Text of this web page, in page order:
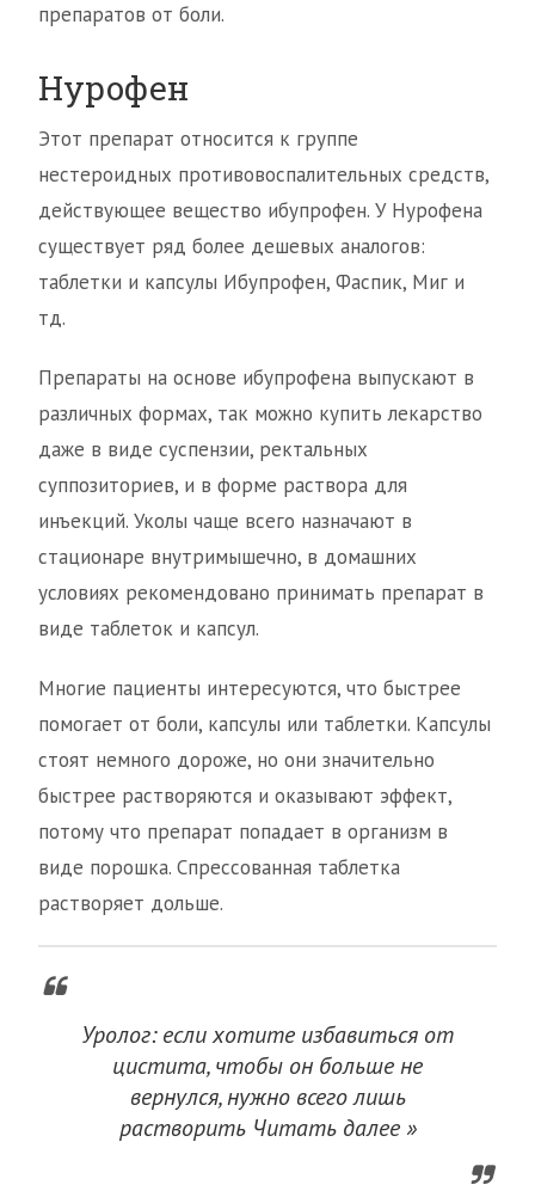
препаратов от боли.
Нурофен
Этот препарат относится к группе
нестероидных противовоспалительных средств,
действующее вещество ибупрофен. У Нурофена
существует ряд более дешевых аналогов:
таблетки и капсулы Ибупрофен, Фаспик, Миг и
тд.
Препараты на основе ибупрофена выпускают в
различных формах, так можно купить лекарство
даже в виде суспензии, ректальных
суппозиториев, и в форме раствора для
инъекций. Уколы чаще всего назначают в
стационаре внутримышечно, в домашних
условиях рекомендовано принимать препарат в
виде таблеток и капсул.
Многие пациенты интересуются, что быстрее
помогает от боли, капсулы или таблетки. Капсулы
стоят немного дороже, но они значительно
быстрее растворяются и оказывают эффект,
потому что препарат попадает в организм в
виде порошка. Спрессованная таблетка
растворяет дольше.
Уролог: если хотите избавиться от
цистита, чтобы он больше не
вернулся, нужно всего лишь
растворить Читать далее »